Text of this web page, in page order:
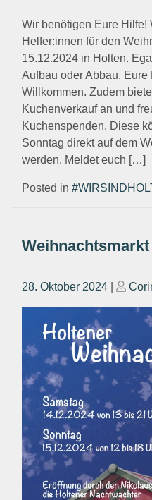
Wir benötigen Eure Hilfe!
Helfer:innen für den
15.12.2024 in Holten.
Aufbau oder Abbau. Eure
Willkommen. Zudem
Kuchenverkauf an und
Kuchenspenden. Diese
Sonntag direkt auf dem
werden. Meldet euch […]
Posted in
Posted
28. Oktober 2024
Posted